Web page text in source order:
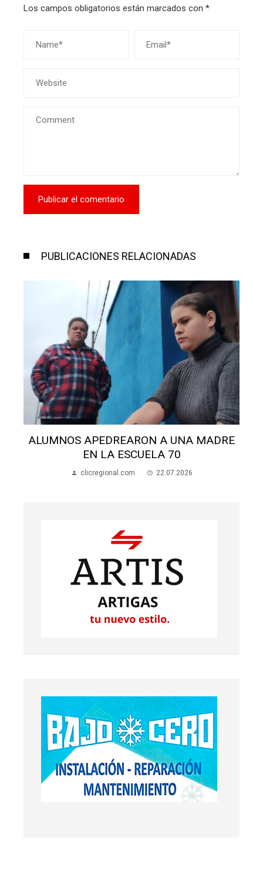
Los campos obligatorios están marcados con *
PUBLICACIONES RELACIONADAS
ALUMNOS APEDREARON A UNA MADRE
EN LA ESCUELA 70
clicregional.com 22.07.2026